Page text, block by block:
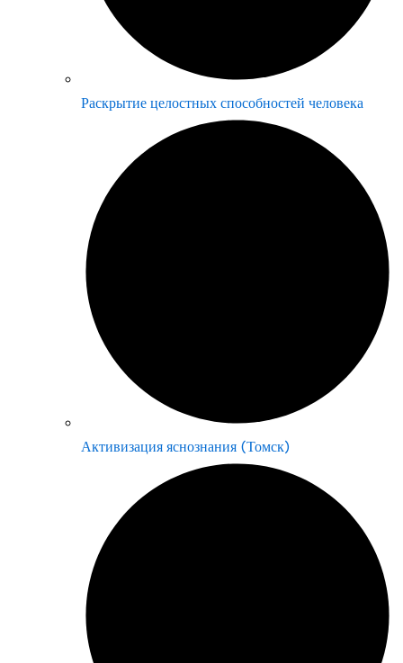
Раскрытие целостных способностей человека
Активизация яснознания (Томск)